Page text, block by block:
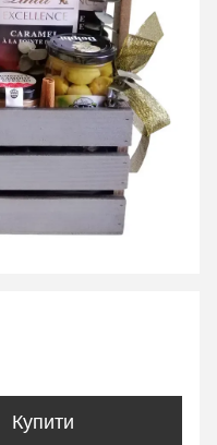
Купити